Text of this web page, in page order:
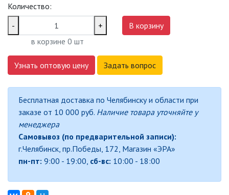
САДОВЫЕ СВЕТИЛЬНИКИ
СВЕТИЛЬНИКИ
СВЕТИЛЬНИКИ ДЛЯ РОСТА
РАСТЕНИЙ (ФИТОСВЕТИЛЬНИКИ)
АКСЕССУАРЫ ДЛЯ
ЭЛЕКТРОМОНТАЖА
БАКТЕРИЦИДНЫЕ ЛАМПЫ
ДАТЧИКИ ДВИЖЕНИЯ И
Количество:
-
+
в корзине 0 шт
В корзину
Узнать оптовую цену Задать вопрос
Бесплатная доставка по Челябинску и области при
заказе от 10 000 руб. Наличие товара уточняйте у
менеджера
Самовывоз (по предварительной записи):
г.Челябинск, пр.Победы, 172, Магазин «ЭРА»
пн-пт: 9:00 - 19:00, сб-вс: 10:00 - 18:00